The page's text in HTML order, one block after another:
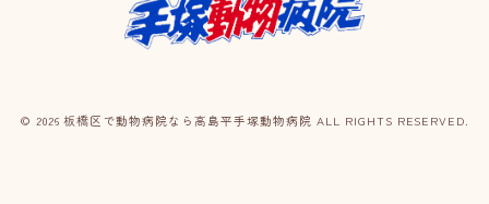
© 2026 板橋区で動物病院なら高島平手塚動物病院 ALL RIGHTS RESERVED.